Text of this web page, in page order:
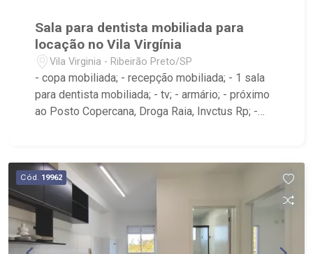
Sala para dentista mobiliada para
locação no Vila Virgínia
Vila Virginia - Ribeirão Preto/SP
- copa mobiliada; - recepção mobiliada; - 1 sala
para dentista mobiliada; - tv; - armário; - próximo
ao Posto Copercana, Droga Raia, Invctus Rp; -
afinal Somos e Vivemos Ribeirão: - funcionários
capacitados; - processos rápidos e eficientes; -
análise criteriosa de documentação; - com foco:
Zona Sul, Zona Leste, Centro e Bonfim Paulista; -
para Venda, Compra e Locação, imobiliária é
Ribeirão Imóveis - sede na Av. Professor João
Cód. 19962